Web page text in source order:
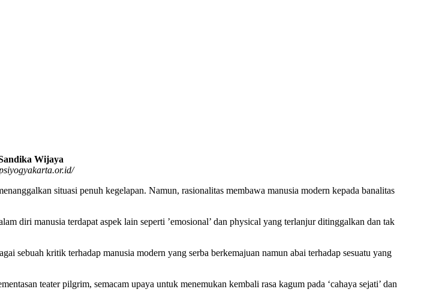
Wijaya
situasi penuh kegelapan. Namun, rasionalitas membawa manusia modern kepada banalitas
diri manusia terdapat aspek lain seperti ’emosional’ dan physical yang terlanjur ditinggalkan dan tak
sebuah kritik terhadap manusia modern yang serba berkemajuan namun abai terhadap sesuatu yang
teater pilgrim, semacam upaya untuk menemukan kembali rasa kagum pada ‘cahaya sejati’ dan